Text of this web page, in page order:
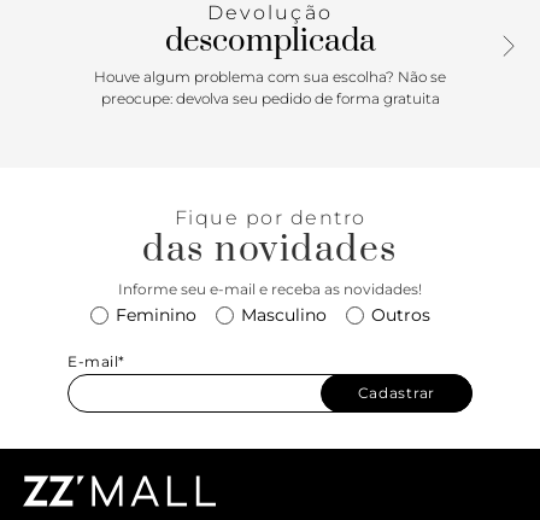
Devolução
descomplicada
Houve algum problema com sua escolha? Não se
preocupe: devolva seu pedido de forma gratuita
Fique por dentro
das novidades
Informe seu e-mail e receba as novidades!
Feminino Masculino Outros
E-mail*
Cadastrar